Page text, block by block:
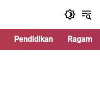
Pendidikan Ragam